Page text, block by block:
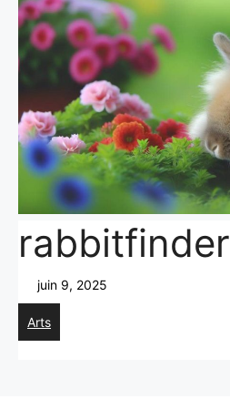
rabbitfinder
juin 9, 2025
Arts